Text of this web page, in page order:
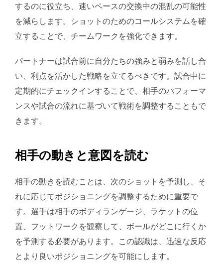
するのに役立ち、速いペースの交換中の混乱の可能性
を減らします。ショットのためのコールシステムを確
立することで、チームワークを強化できます。
パートナーは試合前に自分たちの強みと弱みを話し合
い、利点を活かした戦略を立てるべきです。試合中に
定期的にチェックインすることで、相手のパフォーマ
ンスや試合の流れに基づいて戦術を調整することもで
きます。
相手の動きと意図を読む
相手の動きを読むことは、次のショットを予測し、そ
れに応じてポジショニングを調整するために重要で
す。選手は相手のボディランゲージ、ラケットの位
置、フットワークを観察して、ボールがどこに行くか
を予測する必要があります。この認識は、迅速な反応
とより良いポジショニングを可能にします。